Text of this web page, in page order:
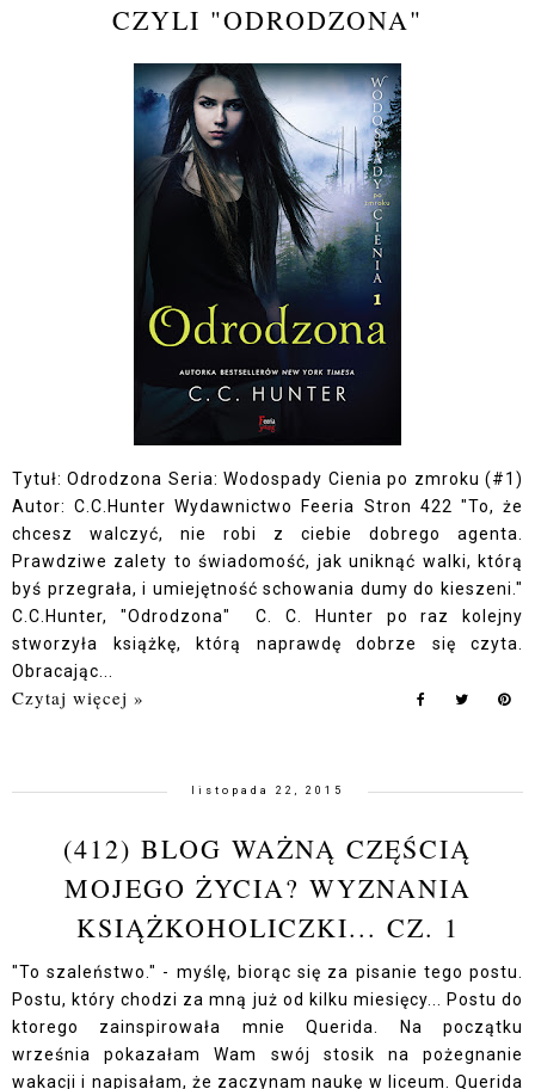
CZYLI "ODRODZONA"
Tytuł: Odrodzona Seria: Wodospady Cienia po zmroku (#1)
Autor: C.C.Hunter Wydawnictwo Feeria Stron 422 "To, że
chcesz walczyć, nie robi z ciebie dobrego agenta.
Prawdziwe zalety to świadomość, jak uniknąć walki, którą
byś przegrała, i umiejętność schowania dumy do kieszeni."
C.C.Hunter, "Odrodzona" C. C. Hunter po raz kolejny
stworzyła książkę, którą naprawdę dobrze się czyta.
Obracając...
Czytaj więcej »
listopada 22, 2015
(412) BLOG WAŻNĄ CZĘŚCIĄ
MOJEGO ŻYCIA? WYZNANIA
KSIĄŻKOHOLICZKI... CZ. 1
"To szaleństwo." - myślę, biorąc się za pisanie tego postu.
Postu, który chodzi za mną już od kilku miesięcy... Postu do
ktorego zainspirowała mnie Querida. Na początku
września pokazałam Wam swój stosik na pożegnanie
wakacji i napisałam, że zaczynam naukę w liceum. Querida